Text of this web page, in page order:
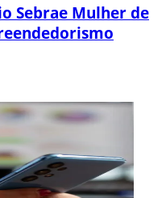
Sebrae Mulher de